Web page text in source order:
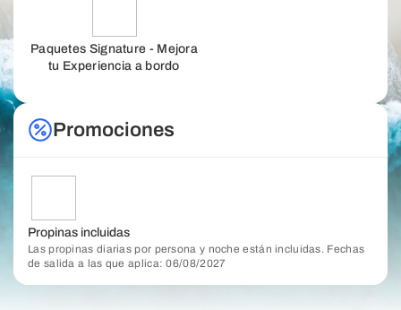
Paquetes Signature - Mejora
tu Experiencia a bordo
Promociones
Propinas incluidas
Las propinas diarias por persona y noche están incluidas. Fechas
de salida a las que aplica: 06/08/2027